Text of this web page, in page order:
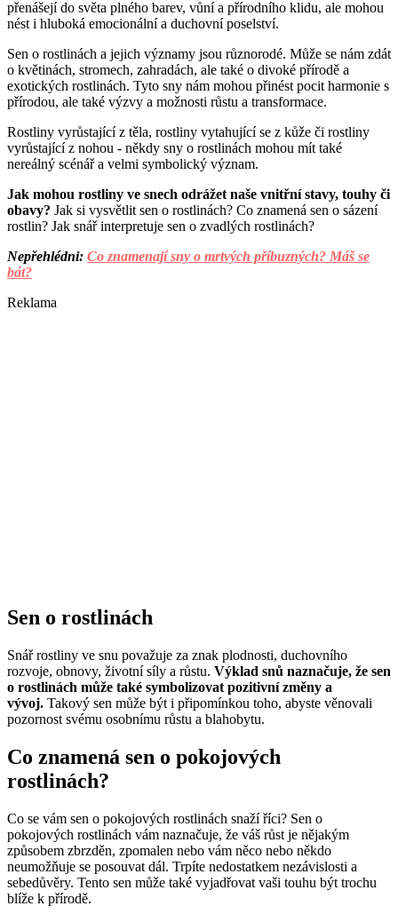
přenášejí do světa plného barev, vůní a přírodního klidu, ale mohou
nést i hluboká emocionální a duchovní poselství.
Sen o rostlinách a jejich významy jsou různorodé. Může se nám zdát
o květinách, stromech, zahradách, ale také o divoké přírodě a
exotických rostlinách. Tyto sny nám mohou přinést pocit harmonie s
přírodou, ale také výzvy a možnosti růstu a transformace.
Rostliny vyrůstající z těla, rostliny vytahující se z kůže či rostliny
vyrůstající z nohou - někdy sny o rostlinách mohou mít také
nereálný scénář a velmi symbolický význam.
Jak mohou rostliny ve snech odrážet naše vnitřní stavy, touhy či
obavy? Jak si vysvětlit sen o rostlinách? Co znamená sen o sázení
rostlin? Jak snář interpretuje sen o zvadlých rostlinách?
Nepřehlédni: Co znamenají sny o mrtvých příbuzných? Máš se
bát?
Reklama
Sen o rostlinách
Snář rostliny ve snu považuje za znak plodnosti, duchovního
rozvoje, obnovy, životní síly a růstu. Výklad snů naznačuje, že sen
o rostlinách může také symbolizovat pozitivní změny a
vývoj. Takový sen může být i připomínkou toho, abyste věnovali
pozornost svému osobnímu růstu a blahobytu.
Co znamená sen o pokojových
rostlinách?
Co se vám sen o pokojových rostlinách snaží říci? Sen o
pokojových rostlinách vám naznačuje, že váš růst je nějakým
způsobem zbrzděn, zpomalen nebo vám něco nebo někdo
neumožňuje se posouvat dál. Trpíte nedostatkem nezávislosti a
sebedůvěry. Tento sen může také vyjadřovat vaši touhu být trochu
blíže k přírodě.